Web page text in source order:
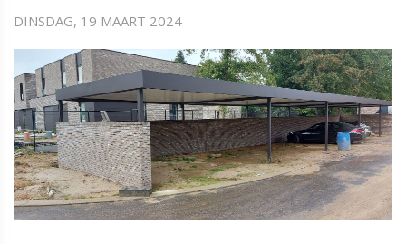
DINSDAG, 19 MAART 2024